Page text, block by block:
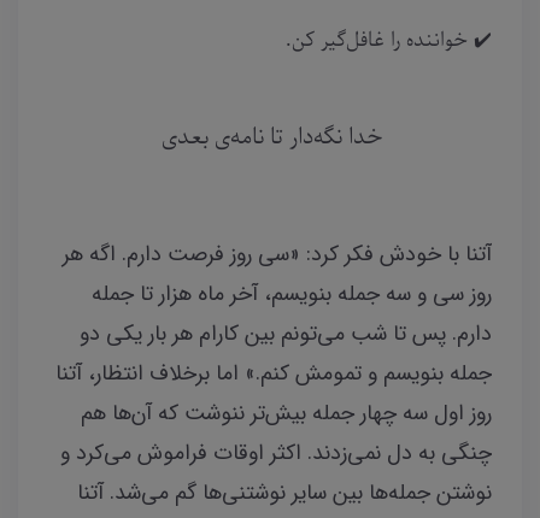
✔️ خواننده را غافل‌گیر کن.
خدا نگه‌دار تا نامه‌ی بعدی
آتنا با خودش فکر کرد: «سی روز فرصت دارم. اگه هر
روز سی و سه جمله بنویسم، آخر ماه هزار تا جمله
دارم. پس تا شب می‌تونم بین کارام هر بار یکی دو
جمله بنویسم و تمومش کنم.» اما برخلاف انتظار، آتنا
روز اول سه چهار جمله بیش‌تر ننوشت که آن‌ها هم
چنگی به دل نمی‌زدند. اکثر اوقات فراموش می‌کرد و
نوشتن جمله‌ها بین سایر نوشتنی‌ها گم می‌شد. آتنا